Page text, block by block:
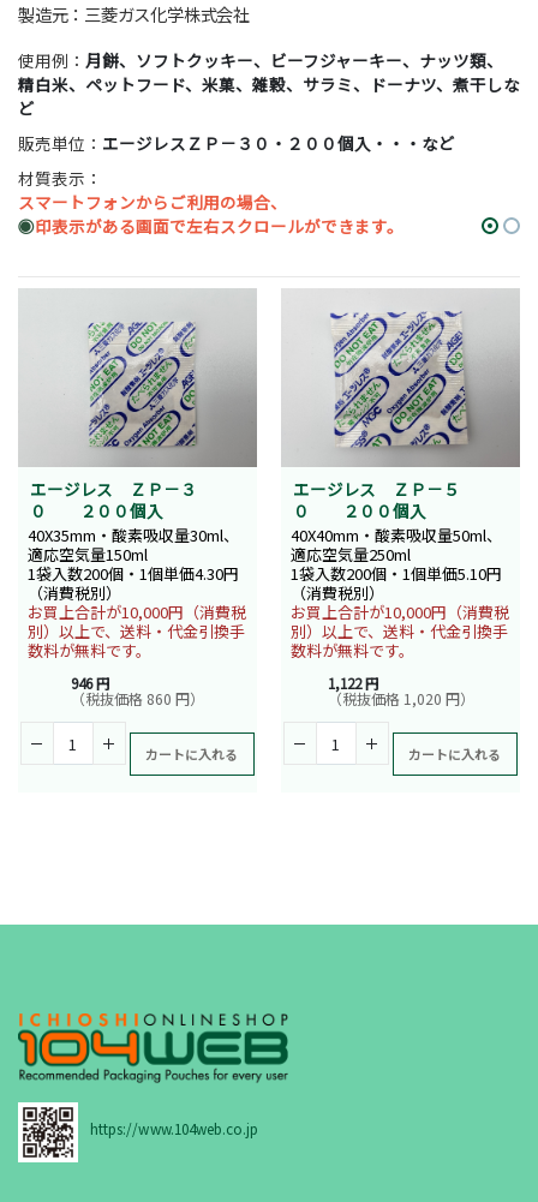
製造元：三菱ガス化学株式会社
使用例：月餅、ソフトクッキー、ビーフジャーキー、ナッツ類、
精白米、ペットフード、米菓、雑穀、サラミ、ドーナツ、煮干しな
ど
販売単位： エージレスＺＰ－３０・２００個入・・・など
材質表示：
スマートフォンからご利用の場合、
◉印表示がある画面で左右スクロールができます。
エージレス ＺＰ－３
０ ２００個入
40X35mm・酸素吸収量30ml、
適応空気量150ml
1袋入数200個・1個単価4.30円
（消費税別）
お買上合計が10,000円（消費税
別）以上で、送料・代金引換手
数料が無料です。
946 円
（税抜価格 860 円）
カートに入れる
エージレス ＺＰ－５
０ ２００個入
40X40mm・酸素吸収量50ml、
適応空気量250ml
1袋入数200個・1個単価5.10円
（消費税別）
お買上合計が10,000円（消費税
別）以上で、送料・代金引換手
数料が無料です。
1,122 円
（税抜価格 1,020 円）
カートに入れる
https://www.104web.co.jp